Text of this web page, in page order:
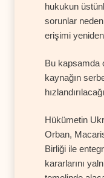
hukukun
sorunlar
erişimi
Bu kapsamda
kaynağın
Hükümetin
Orban,
Birliği ile
kararlarını